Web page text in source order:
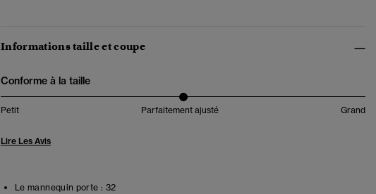
Informations taille et coupe
Conforme à la taille
Petit Parfaitement ajusté Grand
Lire Les Avis
Le mannequin porte : 32